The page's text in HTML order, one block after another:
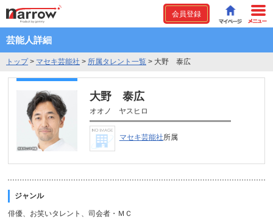
会員登録
芸能人詳細
トップ> マセキ芸能社 > 所属タレント一覧 > 大野 泰広
大野 泰広
オオノ ヤスヒロ
マセキ芸能社所属
ジャンル
俳優、お笑いタレント、司会者・ＭＣ